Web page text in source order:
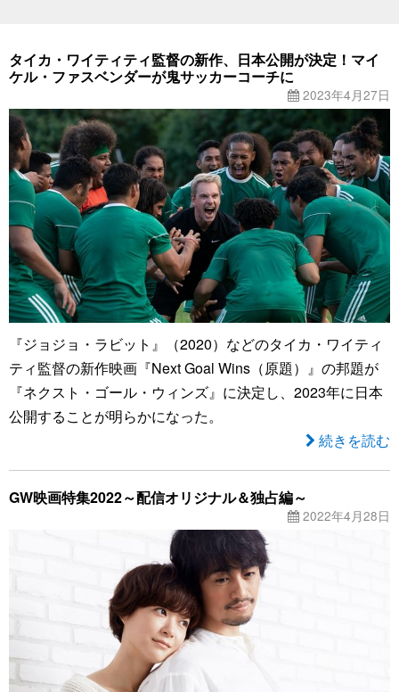
タイカ・ワイティティ監督の新作、日本公開が決定！マイ
ケル・ファスベンダーが鬼サッカーコーチに
2023年4月27日
『ジョジョ・ラビット』（2020）などのタイカ・ワイティ
ティ監督の新作映画『Next Goal Wins（原題）』の邦題が
『ネクスト・ゴール・ウィンズ』に決定し、2023年に日本
公開することが明らかになった。
続きを読む
GW映画特集2022～配信オリジナル＆独占編～
2022年4月28日